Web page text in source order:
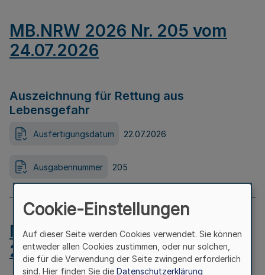
MB.NRW 2026 Nr. 205 vom
24.07.2026
Auszeichnung für Rettung aus
Lebensgefahr
Ausfertigungsdatum 22.07.2026
Ausgabennummer 205
MB.NRW 2026 Nr. 204 vom
24.07.2026
Cookie-Einstellungen
Auf dieser Seite werden Cookies verwendet. Sie können
entweder allen Cookies zustimmen, oder nur solchen,
die für die Verwendung der Seite zwingend erforderlich
sind. Hier finden Sie die Datenschutzerklärung